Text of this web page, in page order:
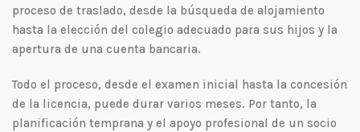
proceso de traslado, desde la búsqueda de alojamiento
hasta la elección del colegio adecuado para sus hijos y la
apertura de una cuenta bancaria.
Todo el proceso, desde el examen inicial hasta la concesión
de la licencia, puede durar varios meses. Por tanto, la
planificación temprana y el apoyo profesional de un socio